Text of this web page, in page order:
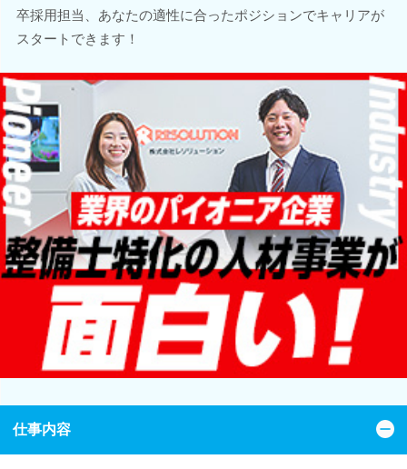
卒採用担当、あなたの適性に合ったポジションでキャリアが
スタートできます！
仕事内容